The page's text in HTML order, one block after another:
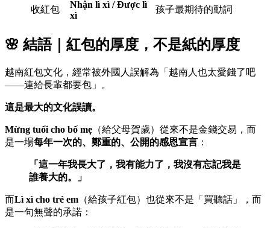
收紅包
Nhận lì xì / Được lì
xì
孩子最期待的動詞
🌸 結語｜紅包的厚度，不是紙的厚度
越南紅包文化，經常被外國人誤解為「越南人也太愛錢了吧
——連給長輩都要包」。
這是最大的文化誤讀。
Mừng tuổi cho bố mẹ （給父母賀歲）從來不是金錢交易，而
是一場每年一次的、鄭重的、公開的感恩宣言 ：
「這一年我長大了，我有能力了，我沒有忘記我是
誰養大的。」
而Lì xì cho trẻ em （給孩子紅包）也從來不是「買聽話」，而
是一句無聲的承諾：